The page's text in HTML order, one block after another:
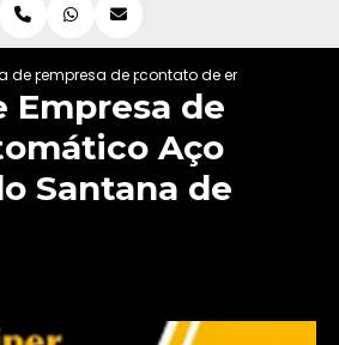
de portoes automaticos
empresa de portao automatico aco
contato de empresa de
Empresa de
Aço
Santana de